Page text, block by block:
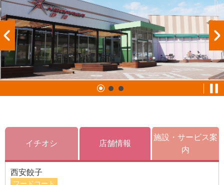
イチオシ 店舗情報
施設・サービス案
内
西安餃子